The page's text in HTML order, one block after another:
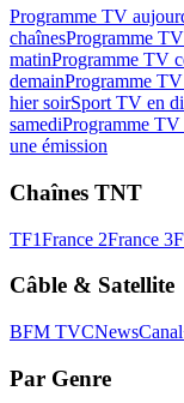
Programme TV
chaînesProgramme
matinProgramme TV
demainProgramme
hier soirSport TV en
samediProgramme TV
une émission
Chaînes TNT
TF1France 2France 3
Câble & Satellite
BFM TVCNews
Par Genre